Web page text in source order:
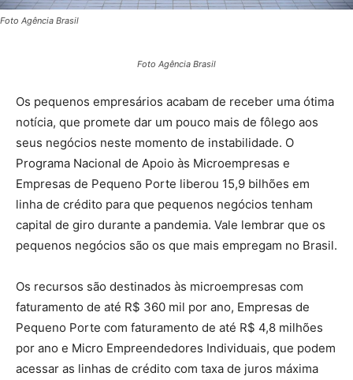
Foto Agência Brasil
Foto Agência Brasil
Os pequenos empresários acabam de receber uma ótima
notícia, que promete dar um pouco mais de fôlego aos
seus negócios neste momento de instabilidade. O
Programa Nacional de Apoio às Microempresas e
Empresas de Pequeno Porte liberou 15,9 bilhões em
linha de crédito para que pequenos negócios tenham
capital de giro durante a pandemia. Vale lembrar que os
pequenos negócios são os que mais empregam no Brasil.
Os recursos são destinados às microempresas com
faturamento de até R$ 360 mil por ano, Empresas de
Pequeno Porte com faturamento de até R$ 4,8 milhões
por ano e Micro Empreendedores Individuais, que podem
acessar as linhas de crédito com taxa de juros máxima